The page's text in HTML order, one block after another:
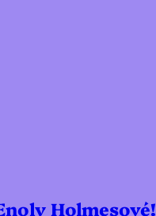
Holmesové!